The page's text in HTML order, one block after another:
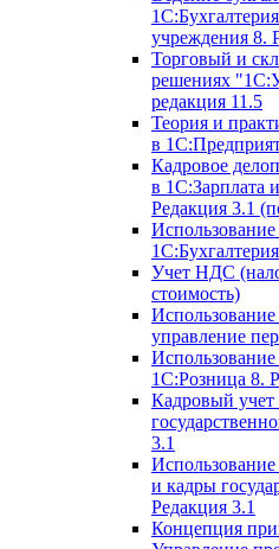
учреждения 8.
Торговый и
решениях
редакция 11.5
Теория и
в
Кадровое
в 1С:Зарплата
Редакция 3.1
Учет НДС
стоимость)
управление
1С:Розница 8.
Кадровый учет
3.1
и кадры
Редакция 3.1
Концепция